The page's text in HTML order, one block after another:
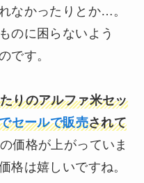
なかったりとか…。
のに困らないよう
です。
りのアルファ米セッ
セールで販売されて
価格が上がっていま
格は嬉しいですね。